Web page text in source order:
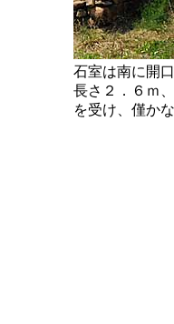
石室は南に開
長さ２．６ｍ
を受け、僅か